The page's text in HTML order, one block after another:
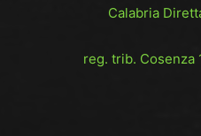
Calabria
reg. trib. Cosenza